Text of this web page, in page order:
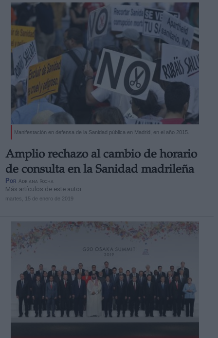
Manifestación en defensa de la Sanidad pública en Madrid, en el año 2015.
Amplio rechazo al cambio de horario
de consulta en la Sanidad madrileña
Por Adriana Rocha
Más artículos de este autor
martes, 15 de enero de 2019